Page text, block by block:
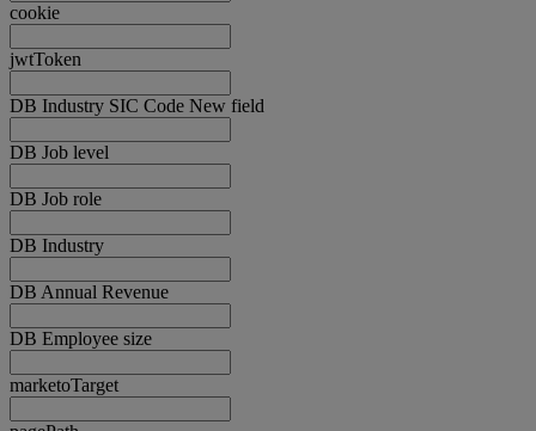
cookie
jwtToken
DB Industry SIC Code New field
DB Job level
DB Job role
DB Industry
DB Annual Revenue
DB Employee size
marketoTarget